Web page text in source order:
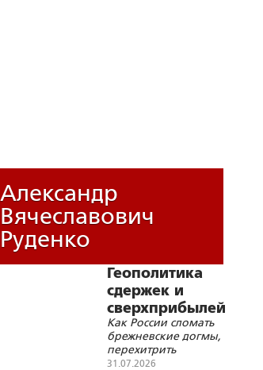
Александр
Вячеславович
Руденко
Геополитика
сдержек и
сверхприбылей
Как России сломать
брежневские догмы,
перехитрить
«треугольники»
31.07.2026